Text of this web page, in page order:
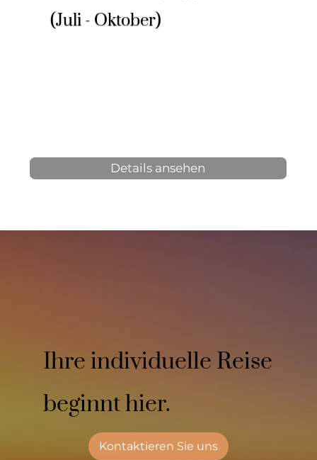
(Juli - Oktober)
Details ansehen
Ihre individuelle Reise
beginnt hier.
Kontaktieren Sie uns